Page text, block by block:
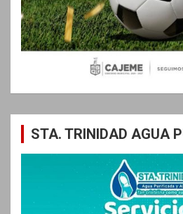
STA. TRINIDAD AGUA